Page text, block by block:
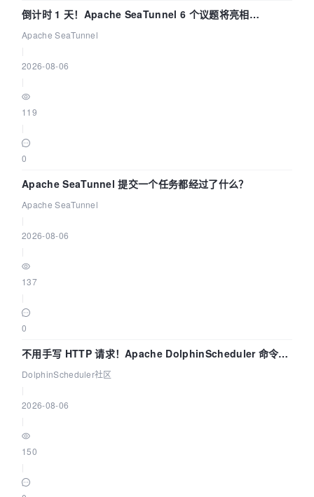
倒计时 1 天！Apache SeaTunnel 6 个议题将亮相
Community Over Code Asia 2026
Apache SeaTunnel
2026-08-06
119
0
Apache SeaTunnel 提交一个任务都经过了什么？
Apache SeaTunnel
2026-08-06
137
0
不用手写 HTTP 请求！Apache DolphinScheduler 命令行
dsctl 两分钟上手
DolphinScheduler社区
2026-08-06
150